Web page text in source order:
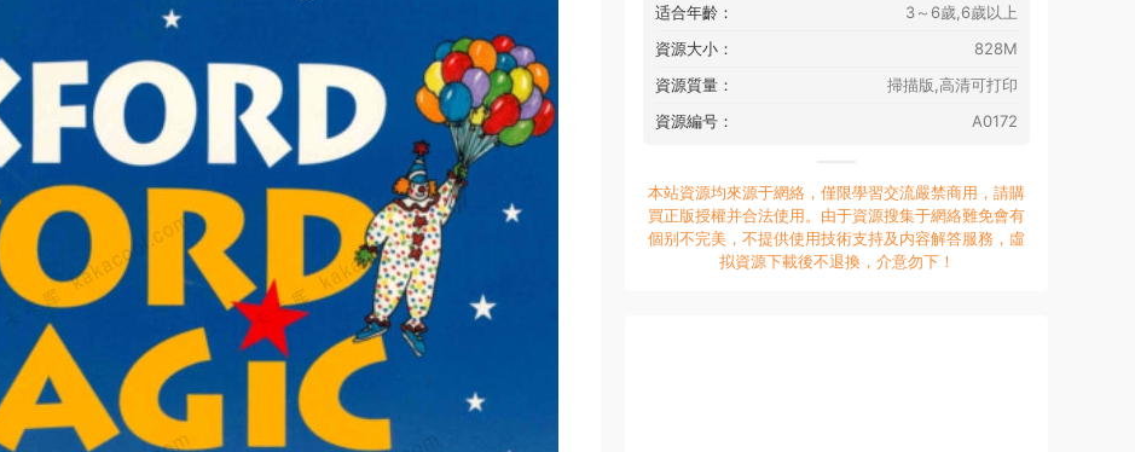
适合年齡：
3～6歲,6歲以上
資源大小：
828M
資源質量：
掃描版,高清可打印
資源編号：
A0172
本站資源均來源于網絡，僅限學習交流嚴禁商用，請購
買正版授權并合法使用。由于資源搜集于網絡難免會有
個别不完美，不提供使用技術支持及内容解答服務，虛
拟資源下載後不退換，介意勿下！